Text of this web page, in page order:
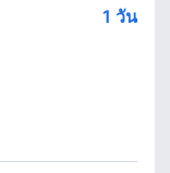
1 วัน